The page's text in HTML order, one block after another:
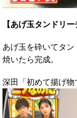
【あげ玉タンドリー
あげ玉を砕いてタ
焼いたら完成。
深田「初めて揚げ物